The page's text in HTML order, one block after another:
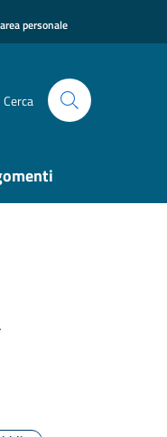
personale
Cerca